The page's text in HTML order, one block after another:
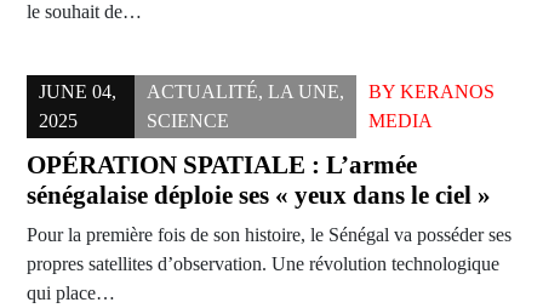
le souhait de…
JUNE 04,
2025
ACTUALITÉ,LA UNE,
SCIENCE
BYKERANOS
MEDIA
OPÉRATION SPATIALE : L’armée
sénégalaise déploie ses « yeux dans le ciel »
Pour la première fois de son histoire, le Sénégal va posséder ses
propres satellites d’observation. Une révolution technologique
qui place…